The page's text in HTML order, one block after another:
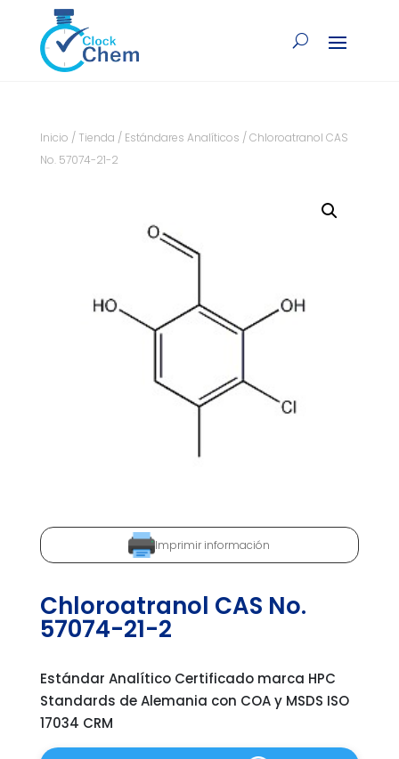
Inicio / Tienda / Estándares Analíticos / Chloroatranol CAS
No. 57074-21-2
Imprimir información
Chloroatranol CAS No.
57074-21-2
Estándar Analítico Certificado marca HPC
Standards de Alemania con COA y MSDS ISO
17034 CRM